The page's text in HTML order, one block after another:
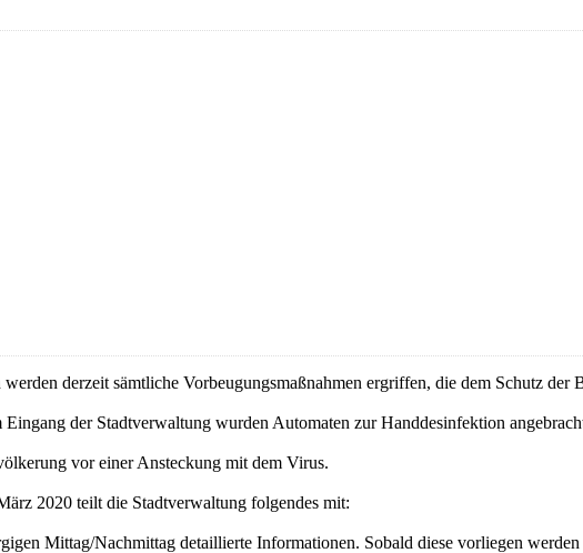
derzeit sämtliche Vorbeugungsmaßnahmen ergriffen, die dem Schutz
der Stadtverwaltung wurden Automaten zur Handdesinfektion
vor einer Ansteckung mit dem Virus.
2020 teilt die Stadtverwaltung folgendes mit:
Mittag/Nachmittag detaillierte Informationen. Sobald diese vorliegen